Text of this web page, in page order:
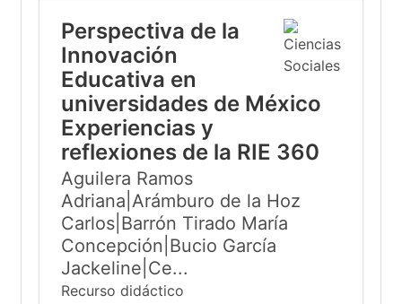
Perspectiva de la
Innovación
Educativa en
universidades de México
Experiencias y
reflexiones de la RIE 360
Aguilera Ramos
Adriana|Arámburo de la Hoz
Carlos|Barrón Tirado María
Concepción|Bucio García
Jackeline|Ce...
Recurso didáctico